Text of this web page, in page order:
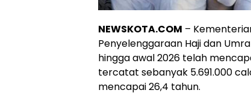
NEWSKOTA.COM –
Penyelenggaraan Haji dan
hingga awal 2026 telah
tercatat sebanyak 5.691.000
mencapai 26,4 tahun.